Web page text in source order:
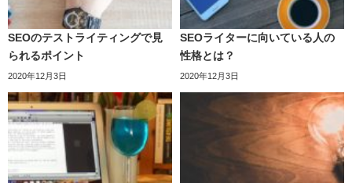
SEOのテストライティングで見
られるポイント
2020年12月3日
SEOライターに向いている人の
性格とは？
2020年12月3日